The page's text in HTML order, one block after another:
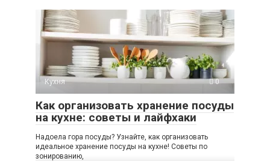
Кухня 0
Как организовать хранение посуды
на кухне: советы и лайфхаки
Надоела гора посуды? Узнайте, как организовать
идеальное хранение посуды на кухне! Советы по
зонированию,